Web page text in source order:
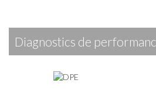
diagnostics de